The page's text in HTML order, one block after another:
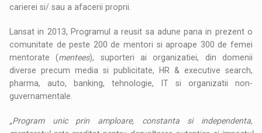
carierei si/ sau a afacerii proprii.
Lansat in 2013, Programul a reusit sa adune pana in prezent o
comunitate de peste 200 de mentori si aproape 300 de femei
mentorate (mentees), suporteri ai organizatiei, din domenii
diverse precum media si publicitate, HR & executive search,
pharma, auto, banking, tehnologie, IT si organizatii non-
guvernamentale.
„Program unic prin amploare, constanta si independenta,